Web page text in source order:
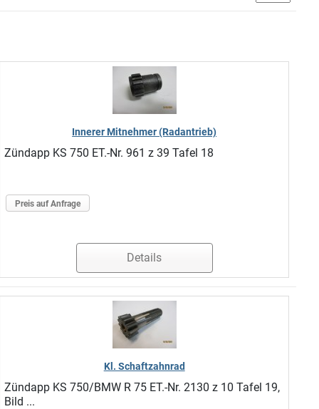
Innerer Mitnehmer (Radantrieb)
Zündapp KS 750 ET.-Nr. 961 z 39 Tafel 18
Preis auf Anfrage
Details
Kl. Schaftzahnrad
Zündapp KS 750/BMW R 75 ET.-Nr. 2130 z 10 Tafel 19,
Bild ...